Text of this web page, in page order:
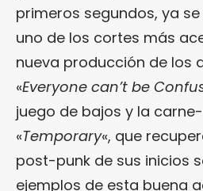
primeros segundos, ya
uno de los cortes más
nueva producción de los
«Everyone can’t be
juego de bajos y la
«Temporary«, que
post-punk de sus inicios
ejemplos de esta buena